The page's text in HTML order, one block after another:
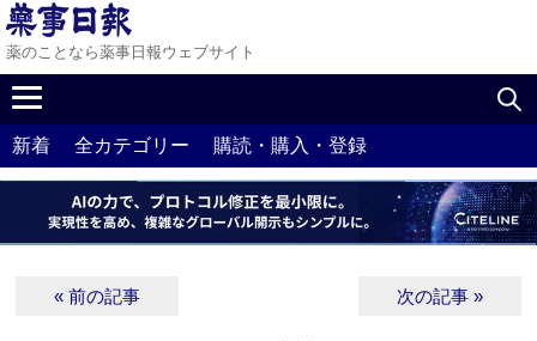
薬のことなら薬事日報ウェブサイト
新着 全カテゴリー 購読・購入・登録
« 前の記事 次の記事 »